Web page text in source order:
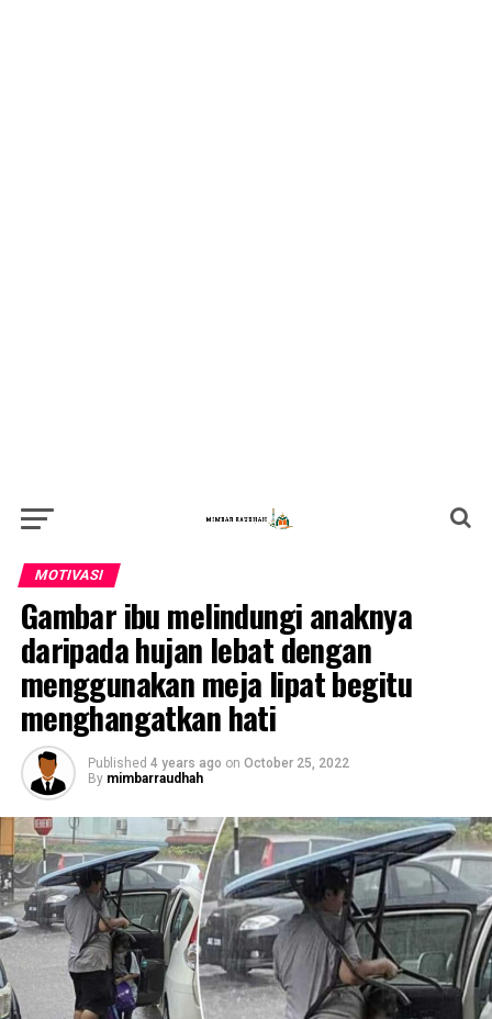
MOTIVASI
Gambar ibu melindungi anaknya
daripada hujan lebat dengan
menggunakan meja lipat begitu
menghangatkan hati
Published 4 years ago on October 25, 2022
By mimbarraudhah